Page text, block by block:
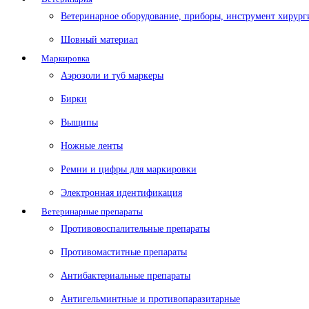
Ветеринарное оборудование, приборы, инструмент
Шовный материал
Маркировка
Аэрозоли и туб маркеры
Бирки
Выщипы
Ножные ленты
Ремни и цифры для маркировки
Электронная идентификация
Ветеринарные препараты
Противовоспалительные препараты
Противомаститные препараты
Антибактериальные препараты
Антигельминтные и противопаразитарные